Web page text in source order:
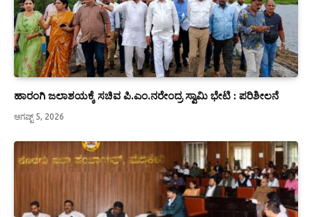
ಹಾರಂಗಿ ಜಲಾಶಯಕ್ಕೆ ಸಚಿವ ಪಿ.ಎಂ.ನರೇಂದ್ರ ಸ್ವಾಮಿ ಭೇಟಿ : ಪರಿಶೀಲನೆ
ಆಗಷ್ಟ್ 5, 2026